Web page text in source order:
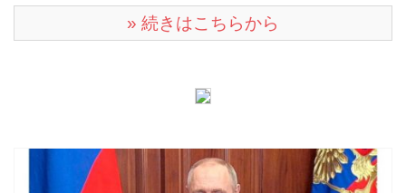
» 続きはこちらから